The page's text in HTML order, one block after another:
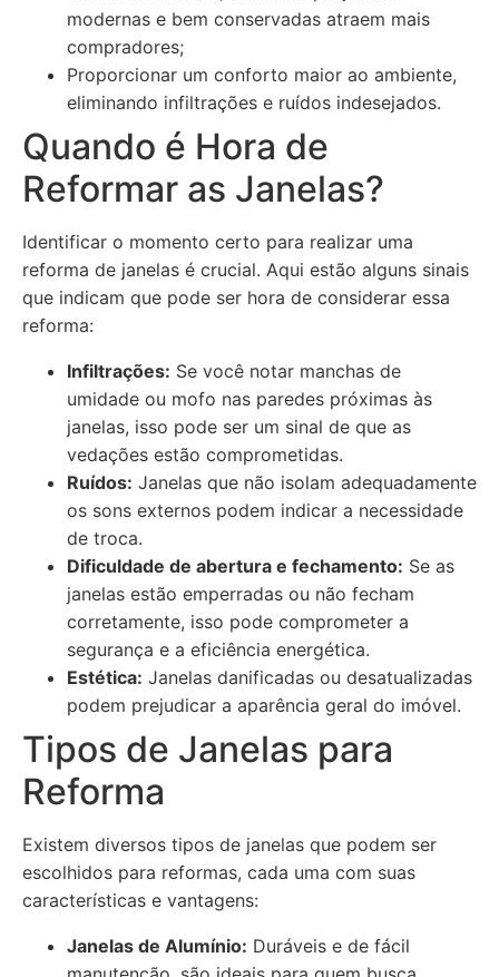
modernas e bem conservadas atraem mais
compradores;
Proporcionar um conforto maior ao ambiente,
eliminando infiltrações e ruídos indesejados.
Quando é Hora de
Reformar as Janelas?
Identificar o momento certo para realizar uma
reforma de janelas é crucial. Aqui estão alguns sinais
que indicam que pode ser hora de considerar essa
reforma:
Infiltrações: Se você notar manchas de
umidade ou mofo nas paredes próximas às
janelas, isso pode ser um sinal de que as
vedações estão comprometidas.
Ruídos: Janelas que não isolam adequadamente
os sons externos podem indicar a necessidade
de troca.
Dificuldade de abertura e fechamento: Se as
janelas estão emperradas ou não fecham
corretamente, isso pode comprometer a
segurança e a eficiência energética.
Estética: Janelas danificadas ou desatualizadas
podem prejudicar a aparência geral do imóvel.
Tipos de Janelas para
Reforma
Existem diversos tipos de janelas que podem ser
escolhidos para reformas, cada uma com suas
características e vantagens:
Janelas de Alumínio: Duráveis e de fácil